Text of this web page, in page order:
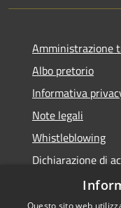
Amministrazione
Albo pretorio
Informativa
Note legali
Whistleblowing
Dichiarazione di
Obiettivi di
Questo sito web